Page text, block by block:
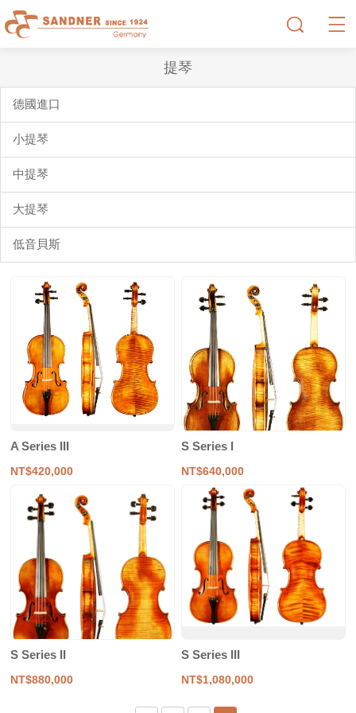
提琴
德國進口
小提琴
中提琴
大提琴
低音貝斯
A Series III
NT$420,000
S Series I
NT$640,000
S Series II
NT$880,000
S Series III
NT$1,080,000